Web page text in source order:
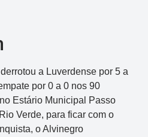
a Luverdense por 5 a
por 0 a 0 nos 90
Estário Municipal Passo
Verde, para ficar com o
o Alvinegro